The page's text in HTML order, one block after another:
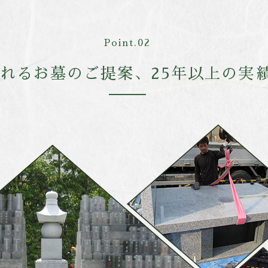
Point.02
るお墓のご提案、 25年以上の実